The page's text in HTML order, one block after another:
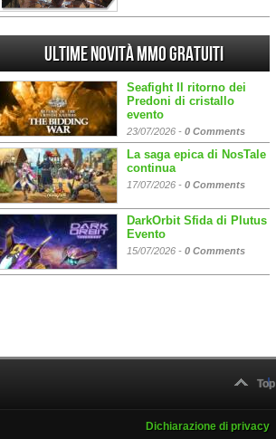
Ultime Novità MMO gratuiti
Seafight Il ritorno dei
Predoni di cristallo
evento
23/07/2026 - 0 Comments
La saga epica di NosTale
continua
17/07/2026 - 0 Comments
DarkOrbit Sfida di Plutus
Evento
15/07/2026 - 0 Comments
Top
Dichiarazione di privacy